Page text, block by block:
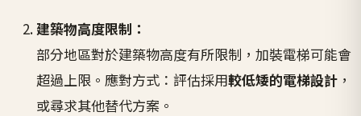
建築物高度限制：
部分地區對於建築物高度有所限制，加裝電梯可能會
超過上限。應對方式：評估採用較低矮的電梯設計，
或尋求其他替代方案。